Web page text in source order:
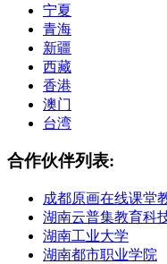
宁夏
青海
新疆
西藏
香港
澳门
台湾
合作伙伴列表:
成都原画在线课堂
湖南云普集教育科
湖南工业大学
湖南都市职业学院